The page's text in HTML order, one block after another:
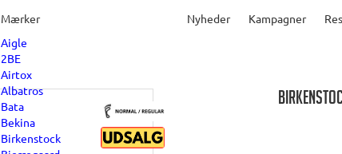
Mærker
Aigle
2BE
Airtox
Albatros
Bata
Bekina
Birkenstock
Nyheder Kampagner